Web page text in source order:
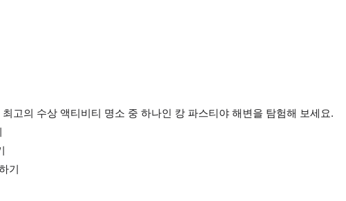
고의 수상 액티비티 명소 중 하나인 캉 파스티야 해변을 탐험해 보세요.
기